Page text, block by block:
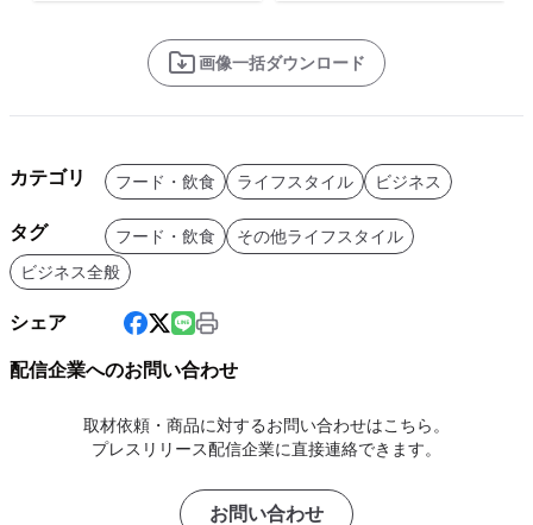
画像一括ダウンロード
カテゴリ フード・飲食 ライフスタイル ビジネス
タグ フード・飲食
その他ライフスタイル
ビジネス全般
シェア
配信企業へのお問い合わせ
取材依頼・商品に対するお問い合わせはこちら。
プレスリリース配信企業に直接連絡できます。
お問い合わせ